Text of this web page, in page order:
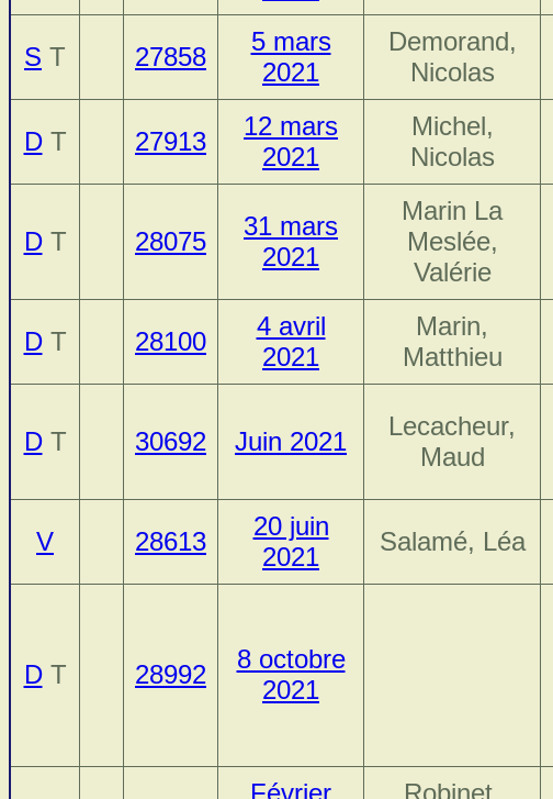
S T 27858
5 mars
2021
Demorand,
Nicolas
DT 27913
12 mars
2021
Michel,
Nicolas
DT 28075
31 mars
2021
Marin La
Meslée,
Valérie
DT 28100
4 avril
2021
Marin,
Matthieu
DT 30692 Juin 2021
Lecacheur,
Maud
V 28613
20 juin
2021
Salamé, Léa
DT 28992
8 octobre
2021
Février
Robinet,